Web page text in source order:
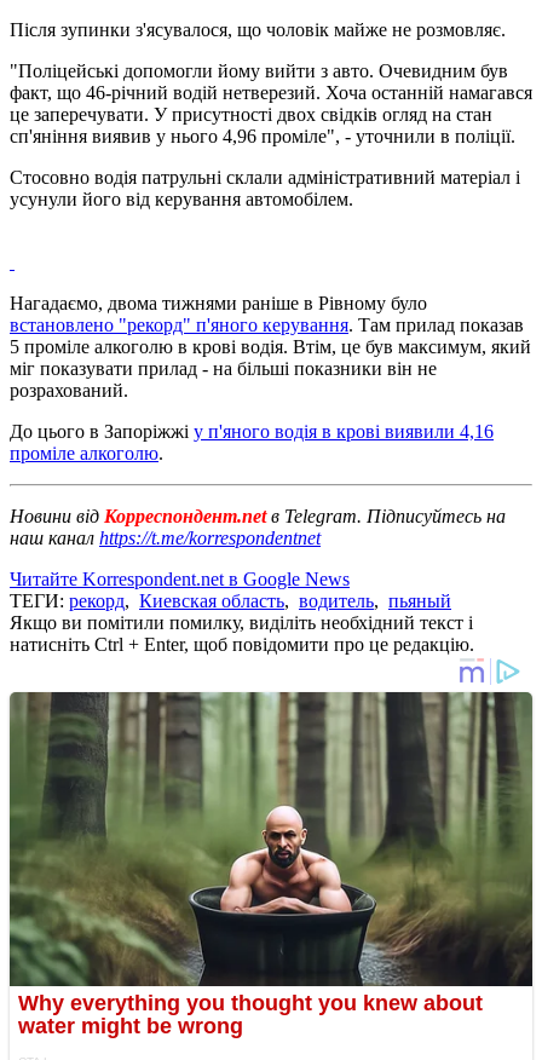
Після зупинки з'ясувалося, що чоловік майже не розмовляє.
"Поліцейські допомогли йому вийти з авто. Очевидним був
факт, що 46-річний водій нетверезий. Хоча останній намагався
це заперечувати. У присутності двох свідків огляд на стан
сп'яніння виявив у нього 4,96 проміле", - уточнили в поліції.
Стосовно водія патрульні склали адміністративний матеріал і
усунули його від керування автомобілем.
Нагадаємо, двома тижнями раніше в Рівному було
встановлено "рекорд" п'яного керування. Там прилад показав
5 проміле алкоголю в крові водія. Втім, це був максимум, який
міг показувати прилад - на більші показники він не
розрахований.
До цього в Запоріжжі у п'яного водія в крові виявили 4,16
проміле алкоголю.
Новини від Корреспондент.netв Telegram. Підписуйтесь на
наш канал https://t.me/korrespondentnet
Читайте Korrespondent.net в Google News
ТЕГИ: рекорд, Киевская область, водитель, пьяный
Якщо ви помітили помилку, виділіть необхідний текст і
натисніть Ctrl + Enter, щоб повідомити про це редакцію.